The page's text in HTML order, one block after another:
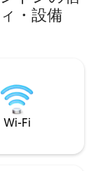
Airbnbです。 Acorn Lodgeは、ハイエン
ドな仕上げで完全
アには、ログサウ
ジ、屋外シャワー
・設備
Wi-Fi